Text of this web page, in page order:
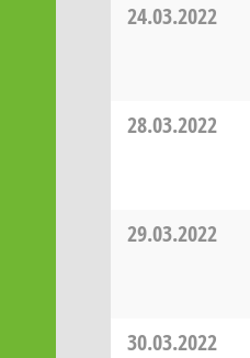
24.03.2022
28.03.2022
29.03.2022
30.03.2022